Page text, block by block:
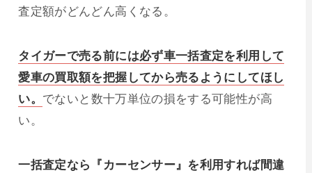
査定額がどんどん高くなる。
タイガーで売る前には必ず車一括査定を利用して
愛車の買取額を把握してから売るようにしてほし
い。 でないと数十万単位の損をする可能性が高
い。
一括査定なら『カーセンサー』を利用すれば間違